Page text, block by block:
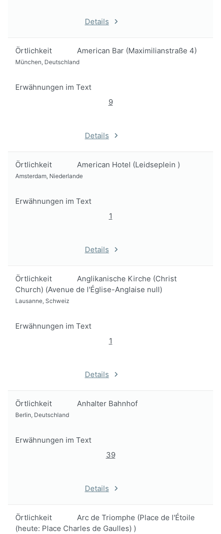
Details
Örtlichkeit American Bar (Maximilianstraße 4)
München, Deutschland
Erwähnungen im Text
9
Details
Örtlichkeit American Hotel (Leidseplein )
Amsterdam, Niederlande
Erwähnungen im Text
1
Details
Örtlichkeit
Anglikanische Kirche (Christ
Church) (Avenue de l'Église-Anglaise null)
Lausanne, Schweiz
Erwähnungen im Text
1
Details
Örtlichkeit Anhalter Bahnhof
Berlin, Deutschland
Erwähnungen im Text
39
Details
Örtlichkeit
Arc de Triomphe (Place de l'Étoile
(heute: Place Charles de Gaulles) )